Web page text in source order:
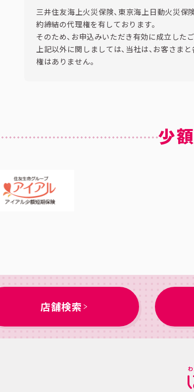
三井住友海上火災保険、東京海上日動火災保
約締結の代理権を有しております。
そのため、お申込みいただき有効に成立した
上記以外に関しましては、当社は、お客さま
権はありません。
少
店舗検索